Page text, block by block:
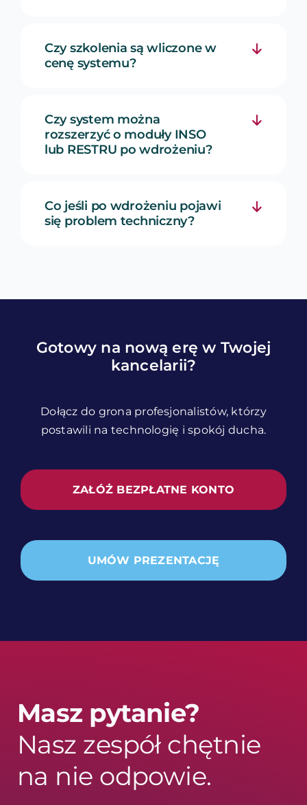
Czy szkolenia są wliczone w
cenę systemu?
Czy system można
rozszerzyć o moduły INSO
lub RESTRU po wdrożeniu?
Co jeśli po wdrożeniu pojawi
się problem techniczny?
Gotowy na nową erę w Twojej
kancelarii?
Dołącz do grona profesjonalistów, którzy
postawili na technologię i spokój ducha.
ZAŁÓŻ BEZPŁATNE KONTO
UMÓW PREZENTACJĘ
Masz pytanie?
Nasz zespół chętnie
na nie odpowie.